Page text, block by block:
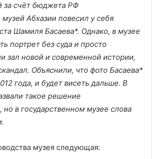
за счёт бюджета РФ
Абхазии повесил у себя
Шамиля Басаева*. Однако, в музее
портрет без суда и просто
зал новой и современной истории,
Объяснили, что фото Басаева*
года, и будет висеть дальше. В
такое решение
в государственном музее слова
музея следующая: